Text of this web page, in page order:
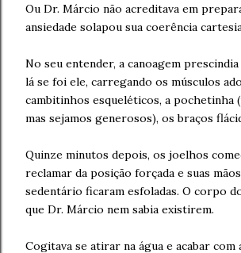
Ou Dr. Márcio não acreditava em
ansiedade solapou sua coerência
No seu entender, a canoagem
lá se foi ele, carregando os músculos
cambitinhos esqueléticos, a pochetinha
mas sejamos generosos), os braços
Quinze minutos depois, os joelhos
reclamar da posição forçada e suas
sedentário ficaram esfoladas. O corpo
que Dr. Márcio nem sabia existirem.
Cogitava se atirar na água e acabar